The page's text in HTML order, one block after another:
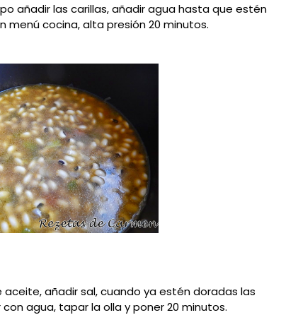
añadir las carillas, añadir agua hasta que estén
menú cocina, alta presión 20 minutos.
aceite, añadir sal, cuando ya estén doradas las
agua, tapar la olla y poner 20 minutos.